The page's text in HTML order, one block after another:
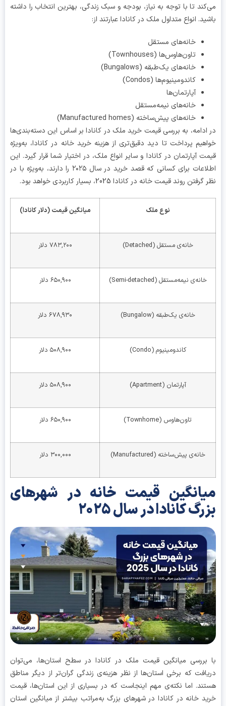
تا با توجه به نیاز، بودجه و سبک زندگی، بهترین انتخاب را داشته
انواع متداول ملک در کانادا عبارتند از:
خانه‌های مستقل
تاون‌هاوس‌ها (Townhouses)
خانه‌های یک‌طبقه (Bungalows)
کاندومینیوم‌ها (Condos)
آپارتمان‌ها
خانه‌های نیمه‌مستقل
خانه‌های پیش‌ساخته (Manufactured homes)
به بررسی قیمت خرید ملک در کانادا بر اساس این دسته‌بندی‌ها
پرداخت تا دید دقیق‌تری از هزینه خرید خانه در کانادا، به‌ویژه
آپارتمان در کانادا و سایر انواع ملک، در اختیار شما قرار گیرد. این
اطلاعات برای کسانی که قصد خرید در سال ۲۰۲۵ را دارند، به‌ویژه با در
روند قیمت خانه در کانادا 2025، بسیار کاربردی خواهد بود.
نوع ملک میانگین قیمت (دلار کانادا)
خانه‌ی مستقل (Detached) ۷۸۳,۲۰۰ دلار
خانه‌ی نیمه‌مستقل (Semi-detached) ۶۵۰,۹۰۰ دلار
خانه‌ی یک‌طبقه (Bungalow) ۶۷۸,۹۳۰ دلار
کاندومینیوم (Condo) ۵۰۸,۹۰۰ دلار
آپارتمان (Apartment) ۵۰۸,۹۰۰ دلار
تاون‌هاوس (Townhome) ۶۵۰,۹۰۰ دلار
خانه‌ی پیش‌ساخته (Manufactured) ۳۰۰,۰۰۰ دلار
قیمت خانه در شهرهای
کانادا در سال ۲۰۲۵
بررسی میانگین قیمت ملک در کانادا در سطح استان‌ها، می‌توان
که برخی استان‌ها از نظر هزینه‌ی زندگی گران‌تر از دیگر مناطق
اما نکته‌ی مهم اینجاست که در بسیاری از این استان‌ها، قیمت
خانه در کانادا در شهرهای بزرگ به‌مراتب بیشتر از میانگین استان